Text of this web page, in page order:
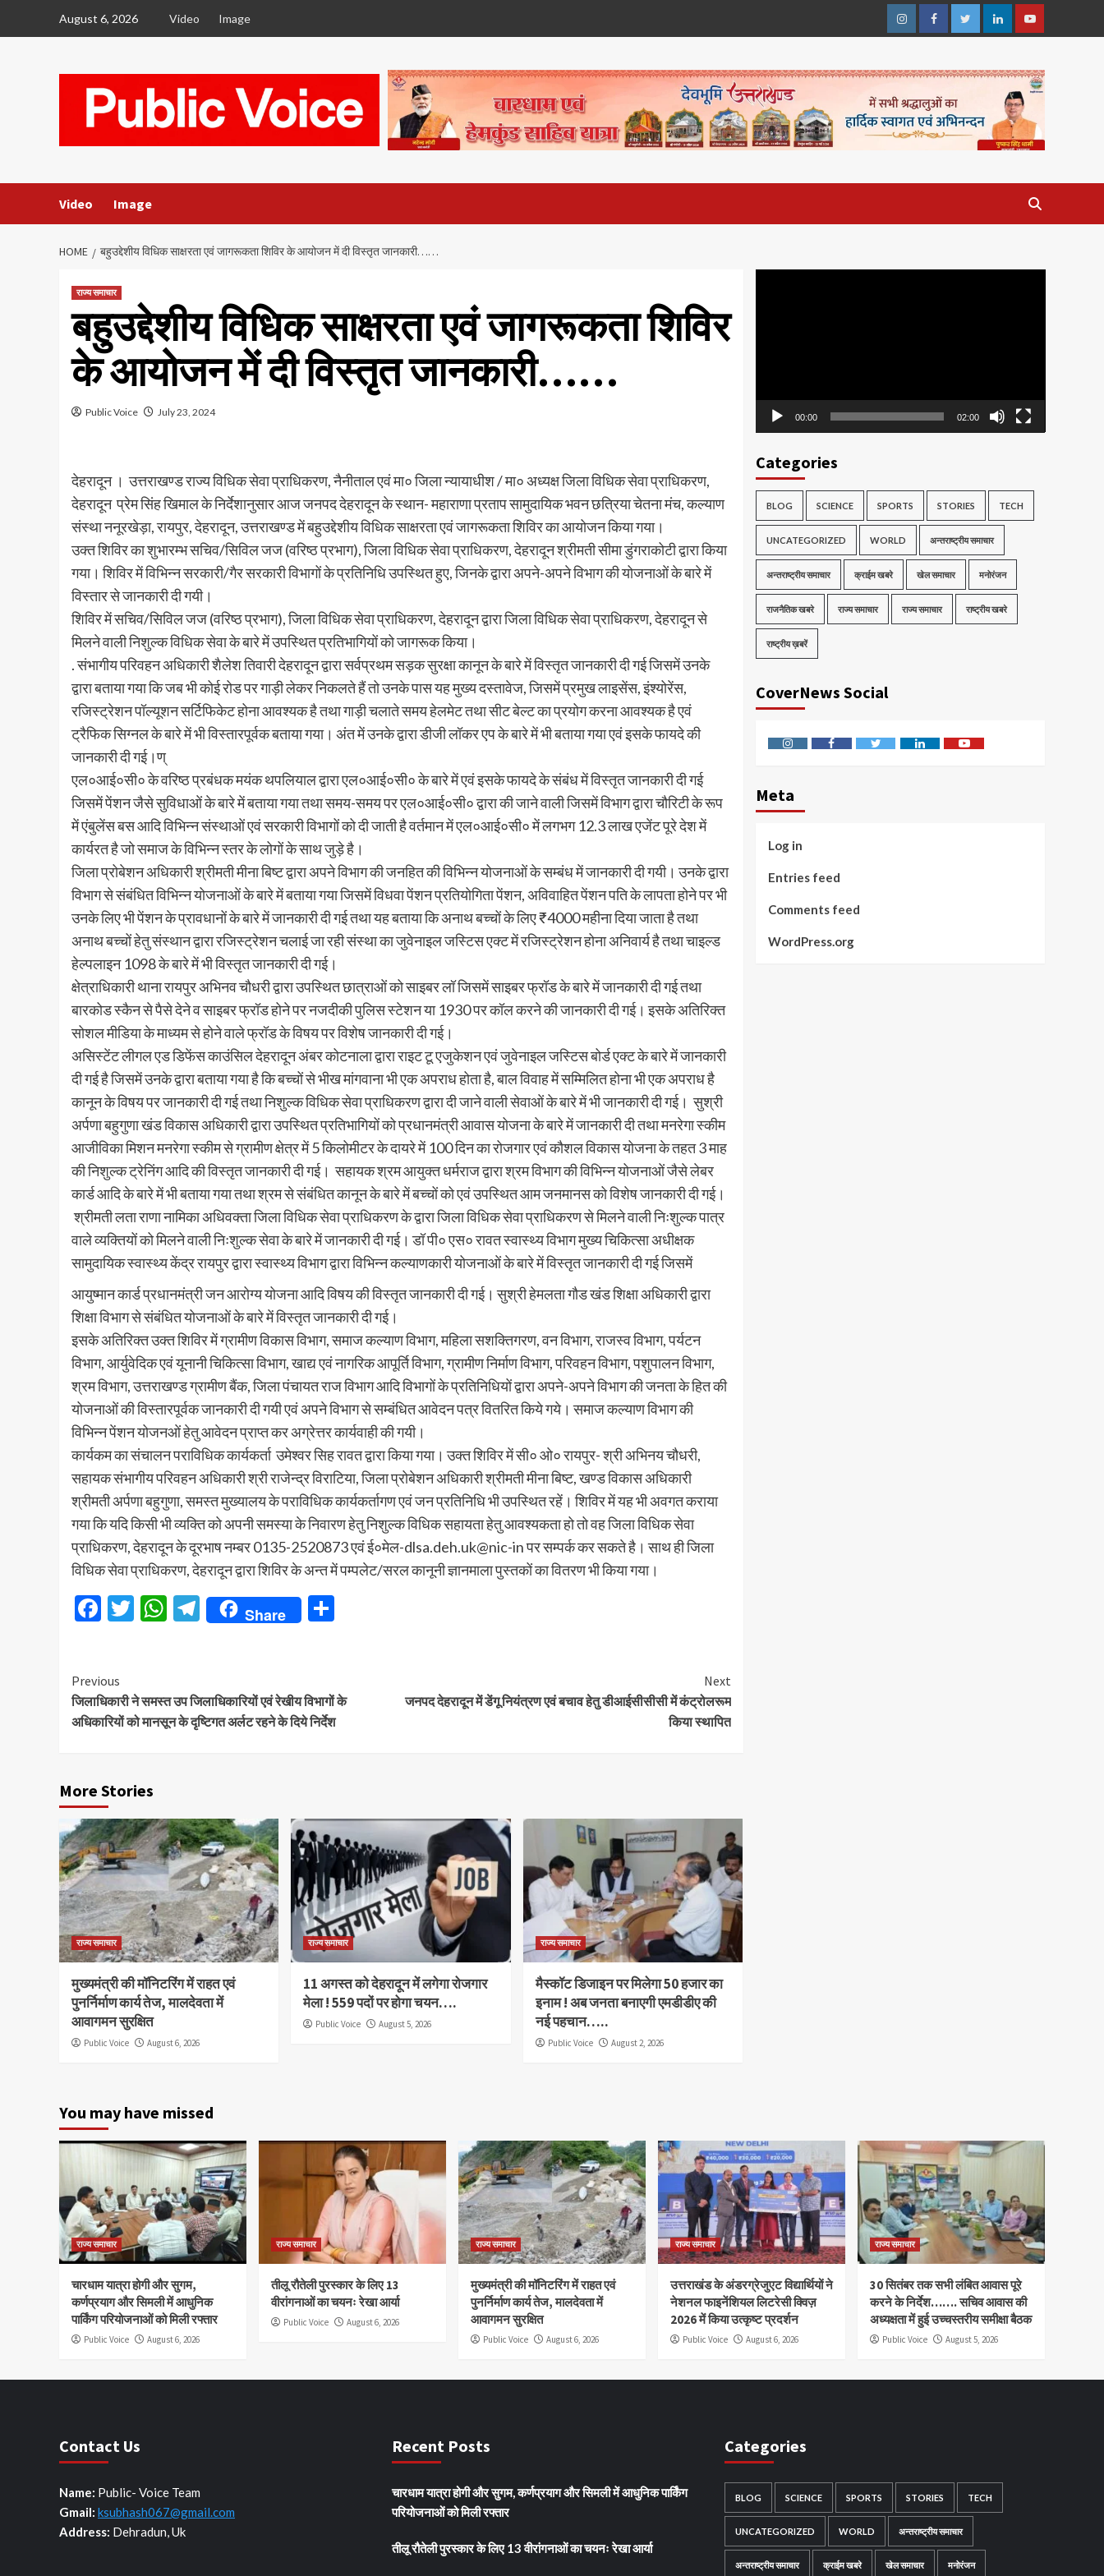
August 6, 2026 Video Image
InstagramFacebookTwitterLinkedinYoutube
Video Image
HOME बहुउद्देशीय विधिक साक्षरता एवं जागरूकता शिविर के आयोजन में दी विस्तृत जानकारी……
राज्य समाचार
बहुउद्देशीय विधिक साक्षरता एवं जागरूकता शिविर
के आयोजन में दी विस्तृत जानकारी……
Public Voice July 23, 2024
देहरादून । उत्तराखण्ड राज्य विधिक सेवा प्राधिकरण, नैनीताल एवं मा० जिला न्यायाधीश / मा० अध्यक्ष जिला विधिक सेवा प्राधिकरण,
देहरादून प्रेम सिंह खिमाल के निर्देशानुसार आज जनपद देहरादून के स्थान- महाराणा प्रताप सामुदायिक भवन छत्रिया चेतना मंच, कल्याण
संस्था ननूरखेड़ा, रायपुर, देहरादून, उत्तराखण्ड में बहुउद्देशीय विधिक साक्षरता एवं जागरूकता शिविर का आयोजन किया गया।
उक्त शिविर का शुभारम्भ सचिव/सिविल जज (वरिष्ठ प्रभाग), जिला विधिक सेवा प्राधिकरण, देहरादून श्रीमती सीमा डुंगराकोटी द्वारा किया
गया। शिविर में विभिन्न सरकारी/गैर सरकारी विभागों के प्रतिनिधि उपस्थित हुए, जिनके द्वारा अपने-अपने विभाग की योजनाओं के बारे में
विस्तार से जानकारी दी गयी।
शिविर में सचिव/सिविल जज (वरिष्ठ प्रभाग), जिला विधिक सेवा प्राधिकरण, देहरादून द्वारा जिला विधिक सेवा प्राधिकरण, देहरादून से
मिलने वाली निशुल्क विधिक सेवा के बारे में उपस्थित प्रतिभागियों को जागरूक किया।
. संभागीय परिवहन अधिकारी शैलेश तिवारी देहरादून द्वारा सर्वप्रथम सड़क सुरक्षा कानून के बारे में विस्तृत जानकारी दी गई जिसमें उनके
द्वारा बताया गया कि जब भी कोई रोड पर गाड़ी लेकर निकलते हैं तो उनके पास यह मुख्य दस्तावेज, जिसमें प्रमुख लाइसेंस, इंश्योरेंस,
रजिस्ट्रेशन पॉल्यूशन सर्टिफिकेट होना आवश्यक है तथा गाड़ी चलाते समय हेलमेट तथा सीट बेल्ट का प्रयोग करना आवश्यक है एवं
ट्रैफिक सिग्नल के बारे में भी विस्तारपूर्वक बताया गया। अंत में उनके द्वारा डीजी लॉकर एप के बारे में भी बताया गया एवं इसके फायदे की
जानकारी दी गई।ण्
एल०आई०सी० के वरिष्ठ प्रबंधक मयंक थपलियाल द्वारा एल०आई०सी० के बारे में एवं इसके फायदे के संबंध में विस्तृत जानकारी दी गई
जिसमें पेंशन जैसे सुविधाओं के बारे में बताया गया तथा समय-समय पर एल०आई०सी० द्वारा की जाने वाली जिसमें विभाग द्वारा चौरिटी के रूप
में एंबुलेंस बस आदि विभिन्न संस्थाओं एवं सरकारी विभागों को दी जाती है वर्तमान में एल०आई०सी० में लगभग 12.3 लाख एजेंट पूरे देश में
कार्यरत है जो समाज के विभिन्न स्तर के लोगों के साथ जुड़े है।
जिला प्रोबेशन अधिकारी श्रीमती मीना बिष्ट द्वारा अपने विभाग की जनहित की विभिन्न योजनाओं के सम्बंध में जानकारी दी गयी। उनके द्वारा
विभाग से संबंधित विभिन्न योजनाओं के बारे में बताया गया जिसमें विधवा पेंशन प्रतियोगिता पेंशन, अविवाहित पेंशन पति के लापता होने पर भी
उनके लिए भी पेंशन के प्रावधानों के बारे में जानकारी दी गई तथा यह बताया कि अनाथ बच्चों के लिए ₹4000 महीना दिया जाता है तथा
अनाथ बच्चों हेतु संस्थान द्वारा रजिस्ट्रेशन चलाई जा रही संस्था का जुवेनाइल जस्टिस एक्ट में रजिस्ट्रेशन होना अनिवार्य है तथा चाइल्ड
हेल्पलाइन 1098 के बारे में भी विस्तृत जानकारी दी गई।
क्षेत्राधिकारी थाना रायपुर अभिनव चौधरी द्वारा उपस्थित छात्राओं को साइबर लॉ जिसमें साइबर फ्रॉड के बारे में जानकारी दी गई तथा
बारकोड स्कैन से पैसे देने व साइबर फ्रॉड होने पर नजदीकी पुलिस स्टेशन या 1930 पर कॉल करने की जानकारी दी गई। इसके अतिरिक्त
सोशल मीडिया के माध्यम से होने वाले फ्रॉड के विषय पर विशेष जानकारी दी गई।
असिस्टेंट लीगल एड डिफेंस काउंसिल देहरादून अंबर कोटनाला द्वारा राइट टू एजुकेशन एवं जुवेनाइल जस्टिस बोर्ड एक्ट के बारे में जानकारी
दी गई है जिसमें उनके द्वारा बताया गया है कि बच्चों से भीख मांगवाना भी एक अपराध होता है, बाल विवाह में सम्मिलित होना भी एक अपराध है
कानून के विषय पर जानकारी दी गई तथा निशुल्क विधिक सेवा प्राधिकरण द्वारा दी जाने वाली सेवाओं के बारे में भी जानकारी दी गई। सुश्री
अर्पणा बहुगुणा खंड विकास अधिकारी द्वारा उपस्थित प्रतिभागियों को प्रधानमंत्री आवास योजना के बारे में जानकारी दी तथा मनरेगा स्कीम
आजीविका मिशन मनरेगा स्कीम से ग्रामीण क्षेत्र में 5 किलोमीटर के दायरे में 100 दिन का रोजगार एवं कौशल विकास योजना के तहत 3 माह
की निशुल्क ट्रेनिंग आदि की विस्तृत जानकारी दी गई। सहायक श्रम आयुक्त धर्मराज द्वारा श्रम विभाग की विभिन्न योजनाओं जैसे लेबर
कार्ड आदि के बारे में भी बताया गया तथा श्रम से संबंधित कानून के बारे में बच्चों को एवं उपस्थित आम जनमानस को विशेष जानकारी दी गई।
श्रीमती लता राणा नामिका अधिवक्ता जिला विधिक सेवा प्राधिकरण के द्वारा जिला विधिक सेवा प्राधिकरण से मिलने वाली निःशुल्क पात्र
वाले व्यक्तियों को मिलने वाली निःशुल्क सेवा के बारे में जानकारी दी गई। डॉ पी० एस० रावत स्वास्थ्य विभाग मुख्य चिकित्सा अधीक्षक
सामुदायिक स्वास्थ्य केंद्र रायपुर द्वारा स्वास्थ्य विभाग द्वारा विभिन्न कल्याणकारी योजनाओं के बारे में विस्तृत जानकारी दी गई जिसमें
आयुष्मान कार्ड प्रधानमंत्री जन आरोग्य योजना आदि विषय की विस्तृत जानकारी दी गई। सुश्री हेमलता गौड खंड शिक्षा अधिकारी द्वारा
शिक्षा विभाग से संबंधित योजनाओं के बारे में विस्तृत जानकारी दी गई।
इसके अतिरिक्त उक्त शिविर में ग्रामीण विकास विभाग, समाज कल्याण विभाग, महिला सशक्तिगरण, वन विभाग, राजस्व विभाग, पर्यटन
विभाग, आर्युवेदिक एवं यूनानी चिकित्सा विभाग, खाद्य एवं नागरिक आपूर्ति विभाग, ग्रामीण निर्माण विभाग, परिवहन विभाग, पशुपालन विभाग,
श्रम विभाग, उत्तराखण्ड ग्रामीण बैंक, जिला पंचायत राज विभाग आदि विभागों के प्रतिनिधियों द्वारा अपने-अपने विभाग की जनता के हित की
योजनाओं की विस्तारपूर्वक जानकारी दी गयी एवं अपने विभाग से सम्बंधित आवेदन पत्र वितरित किये गये। समाज कल्याण विभाग की
विभिन्न पेंशन योजनओं हेतु आवेदन प्राप्त कर अग्रेत्तर कार्यवाही की गयी।
कार्यकम का संचालन पराविधिक कार्यकर्ता उमेश्वर सिह रावत द्वारा किया गया। उक्त शिविर में सी० ओ० रायपुर- श्री अभिनय चौधरी,
सहायक संभागीय परिवहन अधिकारी श्री राजेन्द्र विराटिया, जिला प्रोबेशन अधिकारी श्रीमती मीना बिष्ट, खण्ड विकास अधिकारी
श्रीमती अर्पणा बहुगुणा, समस्त मुख्यालय के पराविधिक कार्यकर्तागण एवं जन प्रतिनिधि भी उपस्थित रहें। शिविर में यह भी अवगत कराया
गया कि यदि किसी भी व्यक्ति को अपनी समस्या के निवारण हेतु निशुल्क विधिक सहायता हेतु आवश्यकता हो तो वह जिला विधिक सेवा
प्राधिकरण, देहरादून के दूरभाष नम्बर 0135-2520873 एवं ई०मेल-dlsa.deh.uk@nic-in पर सम्पर्क कर सकते है। साथ ही जिला
विधिक सेवा प्राधिकरण, देहरादून द्वारा शिविर के अन्त में पम्पलेट/सरल कानूनी ज्ञानमाला पुस्तकों का वितरण भी किया गया।
Facebook
Twitter
WhatsApp
Telegram
Share
Continue
Reading
Previous
जिलाधिकारी ने समस्त उप जिलाधिकारियों एवं रेखीय विभागों के
अधिकारियों को मानसून के दृष्टिगत अर्लट रहने के दिये निर्देश
Next
जनपद देहरादून में डेंगू नियंत्रण एवं बचाव हेतु डीआईसीसीसी में कंट्रोलरूम
किया स्थापित
More Stories
राज्य समाचार
मुख्यमंत्री की मॉनिटरिंग में राहत एवं
पुनर्निर्माण कार्य तेज, मालदेवता में
आवागमन सुरक्षित
Public Voice August 6, 2026
राज्य समाचार
11 अगस्त को देहरादून में लगेगा रोजगार
मेला ! 559 पदों पर होगा चयन….
Public Voice August 5, 2026
राज्य समाचार
मैस्कॉट डिजाइन पर मिलेगा 50 हजार का
इनाम ! अब जनता बनाएगी एमडीडीए की
नई पहचान…..
Public Voice August 2, 2026
00:00 02:00
Categories
BLOG SCIENCE SPORTS STORIES TECH
UNCATEGORIZED WORLD अन्तराष्ट्रीय समाचार
अन्तराष्ट्रीय समाचार क्राईम खबरे खेल समाचार मनोरंजन
राजनैतिक खबरे राज्य समाचार राज्य समाचार राष्ट्रीय खबरे
राष्ट्रीय ख़बरें
CoverNews Social
InstagramFacebookTwitter LinkedinYoutube
Meta
Log in
Entries feed
Comments feed
WordPress.org
You may have missed
राज्य समाचार
चारधाम यात्रा होगी और सुगम,
कर्णप्रयाग और सिमली में आधुनिक
पार्किंग परियोजनाओं को मिली रफ्तार
Public Voice August 6, 2026
राज्य समाचार
तीलू रौतेली पुरस्कार के लिए 13
वीरांगनाओं का चयनः रेखा आर्या
Public Voice August 6, 2026
राज्य समाचार
मुख्यमंत्री की मॉनिटरिंग में राहत एवं
पुनर्निर्माण कार्य तेज, मालदेवता में
आवागमन सुरक्षित
Public Voice August 6, 2026
राज्य समाचार
उत्तराखंड के अंडरग्रेजुएट विद्यार्थियों ने
नेशनल फाइनेंशियल लिटरेसी क्विज़
2026 में किया उत्कृष्ट प्रदर्शन
Public Voice August 6, 2026
राज्य समाचार
30 सितंबर तक सभी लंबित आवास पूरे
करने के निर्देश……. सचिव आवास की
अध्यक्षता में हुई उच्चस्तरीय समीक्षा बैठक
Public Voice August 5, 2026
Contact Us
Name: Public- Voice Team
Gmail: ksubhash067@gmail.com
Address: Dehradun, Uk
Recent Posts
चारधाम यात्रा होगी और सुगम, कर्णप्रयाग और सिमली में आधुनिक पार्किंग
परियोजनाओं को मिली रफ्तार
तीलू रौतेली पुरस्कार के लिए 13 वीरांगनाओं का चयनः रेखा आर्या
Categories
BLOG SCIENCE SPORTS STORIES TECH
UNCATEGORIZED WORLD अन्तराष्ट्रीय समाचार
अन्तराष्ट्रीय समाचार क्राईम खबरे खेल समाचार मनोरंजन